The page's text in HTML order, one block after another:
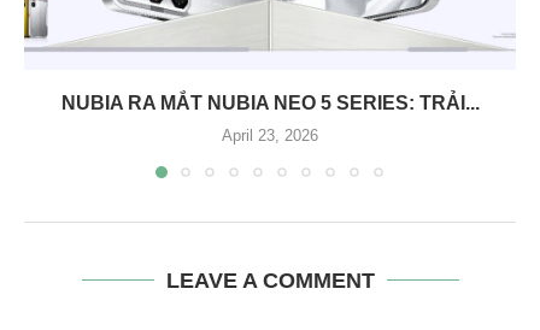
NUBIA RA MẮT NUBIA NEO 5 SERIES: TRẢI...
April 23, 2026
LEAVE A COMMENT